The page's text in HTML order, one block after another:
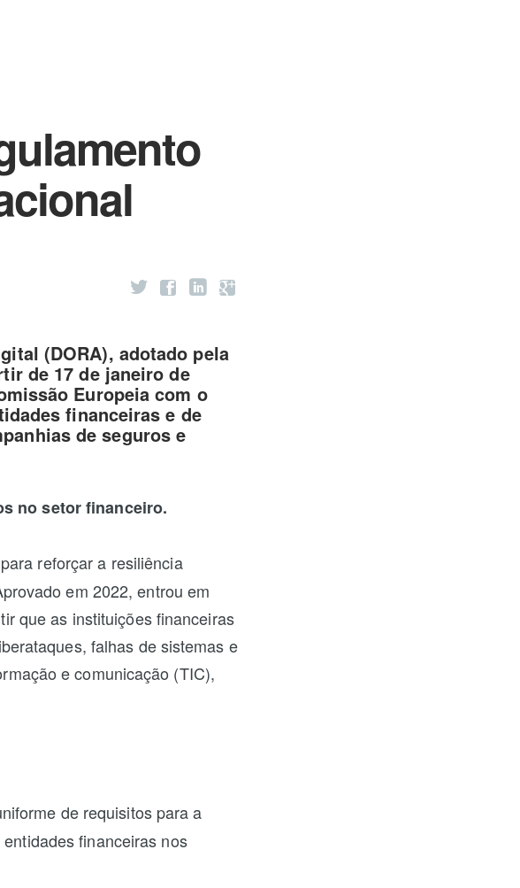
(DORA), adotado pela
de 17 de janeiro de
Europeia com o
financeiras e de
de seguros e
no setor financeiro.
reforçar a resiliência
em 2022, entrou em
que as instituições financeiras
falhas de sistemas e
e comunicação (TIC),
de requisitos para a
financeiras nos